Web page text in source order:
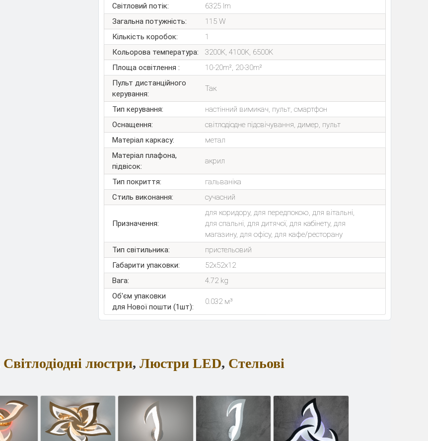
Світловий потік:
6325 lm
Загальна потужність:
115 W
Кількість коробок:
1
Кольорова температура:
3200K, 4100K, 6500K
Площа освітлення :
10-20m², 20-30m²
Пульт дистанційного
керування:
Так
Тип керування:
настінний вимикач, пульт, смартфон
Оснащення:
світлодіодне підсвічування, димер, пульт
Матеріал каркасу:
метал
Матеріал плафона,
підвісок:
акрил
Тип покриття:
гальваніка
Стиль виконання:
сучасний
Призначення:
для коридору, для передпокою, для вітальні,
для спальні, для дитячої, для кабінету, для
магазину, для офісу, для кафе/ресторану
Тип світильника:
пристельовий
Габарити упаковки:
52x52x12
Вага:
4.72 kg
Об'єм упаковки
для Нової пошти (1шт):
0.032 м³
Світлодіодні люстри, Люстри LED, Стельові